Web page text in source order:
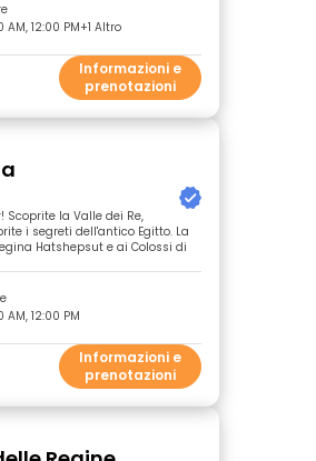
AM, 12:00 PM+1 Altro
Informazioni e
prenotazioni
la Valle dei Re,
i segreti dell'antico Egitto. La
Hatshepsut e ai Colossi di
AM, 12:00 PM
Informazioni e
prenotazioni